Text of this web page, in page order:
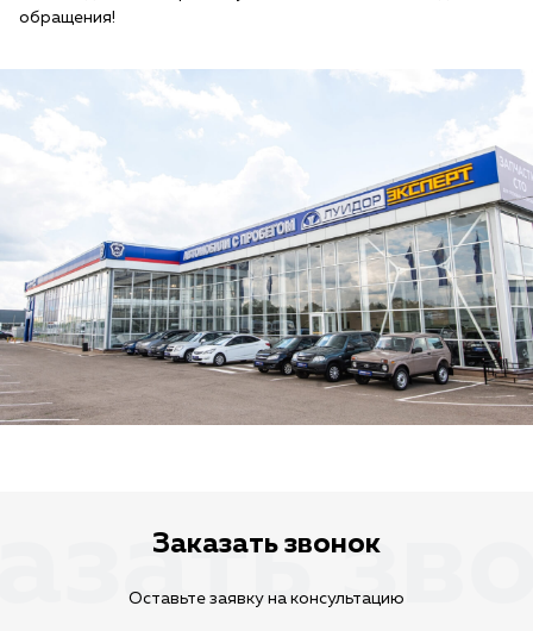
обращения!
Заказать звонок
Оставьте заявку на консультацию